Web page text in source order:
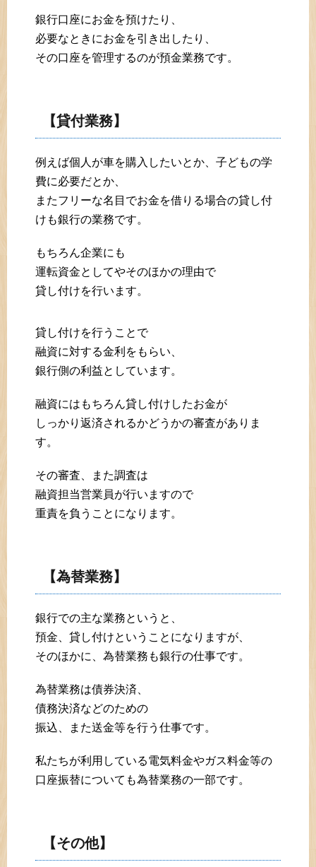
銀行口座にお金を預けたり、
必要なときにお金を引き出したり、
その口座を管理するのが預金業務です。
【貸付業務】
例えば個人が車を購入したいとか、子どもの学
費に必要だとか、
またフリーな名目でお金を借りる場合の貸し付
けも銀行の業務です。
もちろん企業にも
運転資金としてやそのほかの理由で
貸し付けを行います。
貸し付けを行うことで
融資に対する金利をもらい、
銀行側の利益としています。
融資にはもちろん貸し付けしたお金が
しっかり返済されるかどうかの審査がありま
す。
その審査、また調査は
融資担当営業員が行いますので
重責を負うことになります。
【為替業務】
銀行での主な業務というと、
預金、貸し付けということになりますが、
そのほかに、為替業務も銀行の仕事です。
為替業務は債券決済、
債務決済などのための
振込、また送金等を行う仕事です。
私たちが利用している電気料金やガス料金等の
口座振替についても為替業務の一部です。
【その他】